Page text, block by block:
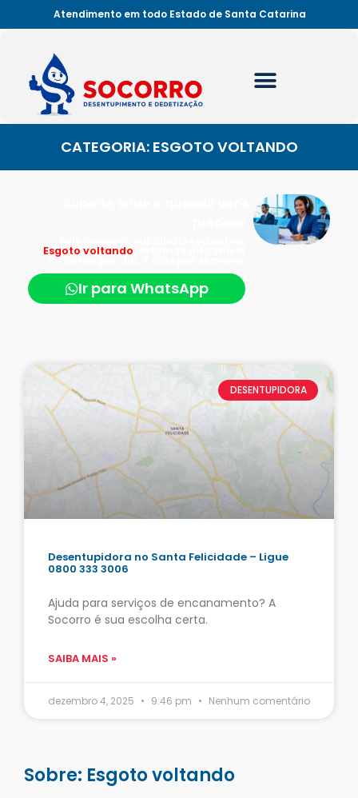
Atendimento em todo Estado de Santa Catarina
CATEGORIA: ESGOTO VOLTANDO
Esgoto voltando
24 horas por dia, 7 dias por semana.
Ir para WhatsApp
DESENTUPIDORA
Desentupidora no Santa Felicidade – Ligue
0800 333 3006
Ajuda para serviços de encanamento? A
Socorro é sua escolha certa.
SAIBA MAIS »
dezembro 4, 2025 9:46 pm Nenhum comentário
Sobre: Esgoto voltando